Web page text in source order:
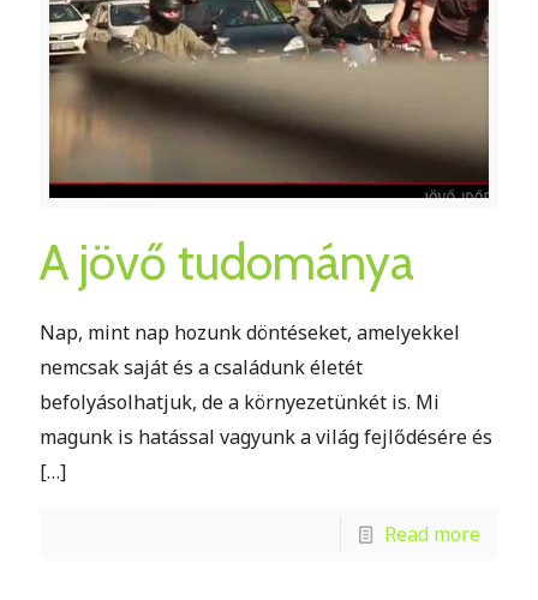
A jövő tudománya
Nap, mint nap hozunk döntéseket, amelyekkel
nemcsak saját és a családunk életét
befolyásolhatjuk, de a környezetünkét is. Mi
magunk is hatással vagyunk a világ fejlődésére és
[…]
Read more